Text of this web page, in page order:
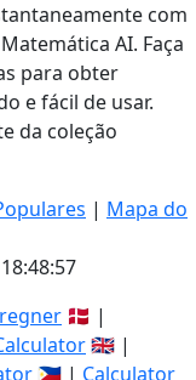
com
AI. Faça
para obter
e fácil de usar.
da coleção
| Mapa do
🇩🇰 |
🇬🇧 |
🇵🇭 | Calculator